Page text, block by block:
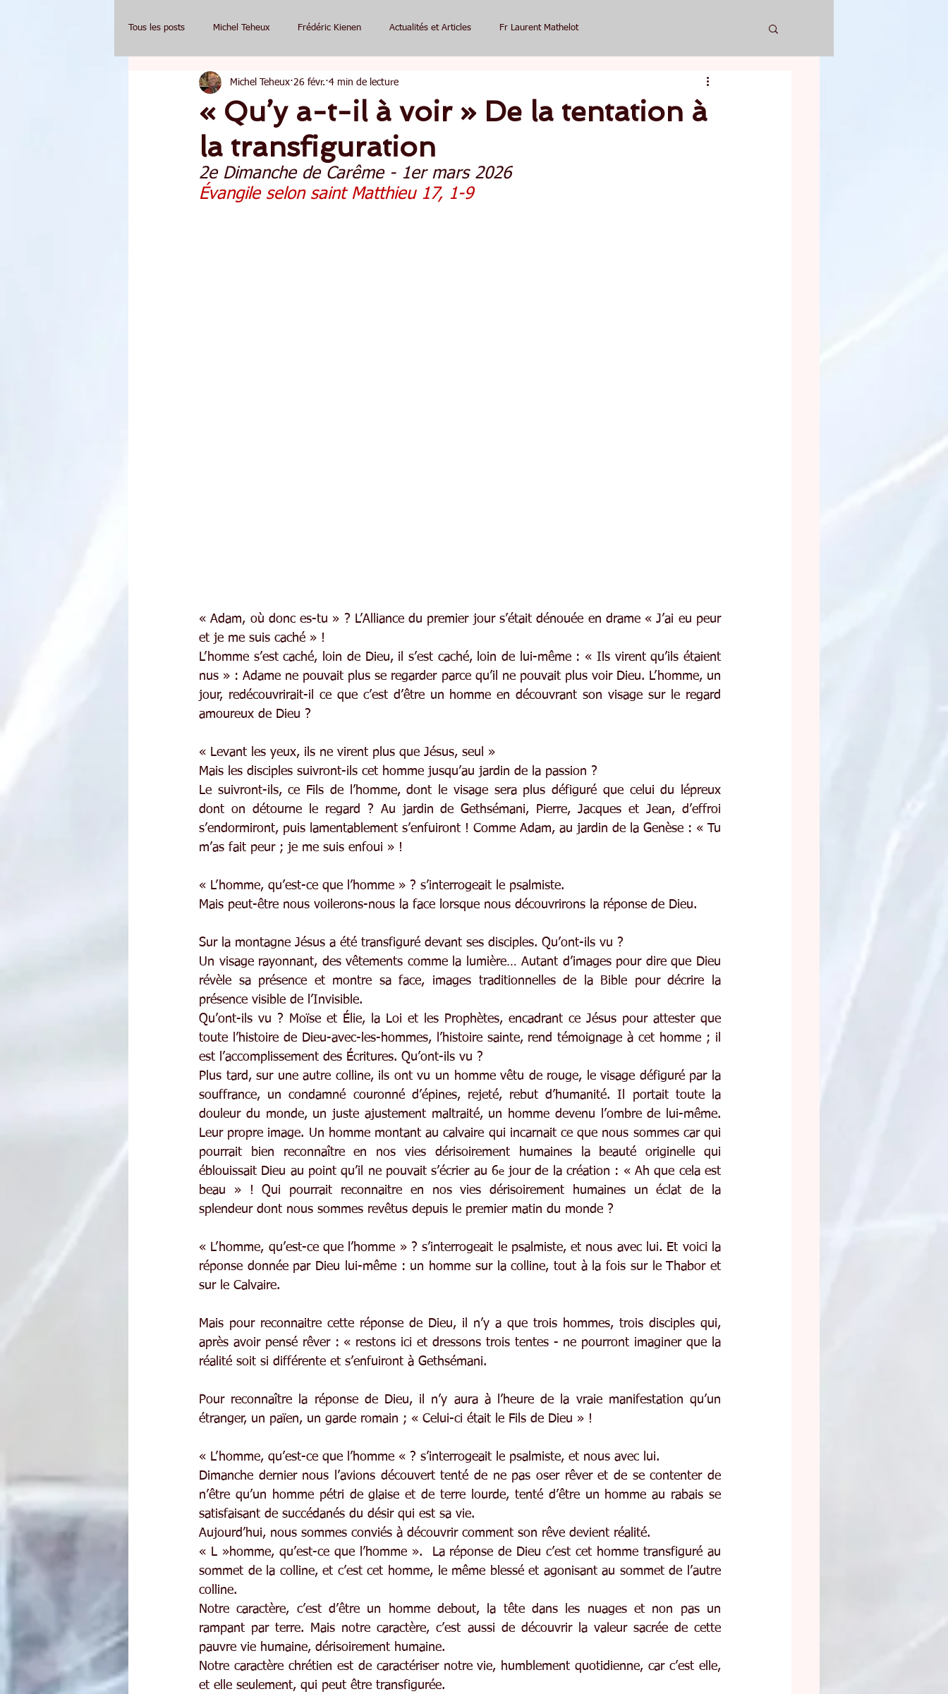
Tous les posts Michel Teheux Frédéric Kienen Actualités et Articles Fr Laurent Mathelot
« Qu’y a-t-il à voir » De la tentation à
la transfiguration
Michel Teheux 26 févr. 4 min de lecture
2e Dimanche de Carême - 1er mars 2026
Évangile selon saint Matthieu 17, 1-9
« Adam, où donc es-tu » ? L’Alliance du premier jour s’était dénouée en drame « J’ai eu peur
et je me suis caché » !
L’homme s’est caché, loin de Dieu, il s’est caché, loin de lui-même : « Ils virent qu’ils étaient
nus » : Adame ne pouvait plus se regarder parce qu’il ne pouvait plus voir Dieu. L’homme, un
jour, redécouvrirait-il ce que c’est d’être un homme en découvrant son visage sur le regard
amoureux de Dieu ?
« Levant les yeux, ils ne virent plus que Jésus, seul »
Mais les disciples suivront-ils cet homme jusqu’au jardin de la passion ?
Le suivront-ils, ce Fils de l’homme, dont le visage sera plus défiguré que celui du lépreux
dont on détourne le regard ? Au jardin de Gethsémani, Pierre, Jacques et Jean, d’effroi
s’endormiront, puis lamentablement s’enfuiront ! Comme Adam, au jardin de la Genèse : « Tu
m’as fait peur ; je me suis enfoui » !
« L’homme, qu’est-ce que l’homme » ? s’interrogeait le psalmiste.
Mais peut-être nous voilerons-nous la face lorsque nous découvrirons la réponse de Dieu.
Sur la montagne Jésus a été transfiguré devant ses disciples. Qu’ont-ils vu ?
Un visage rayonnant, des vêtements comme la lumière… Autant d’images pour dire que Dieu
révèle sa présence et montre sa face, images traditionnelles de la Bible pour décrire la
présence visible de l’Invisible.
Qu’ont-ils vu ? Moïse et Élie, la Loi et les Prophètes, encadrant ce Jésus pour attester que
toute l’histoire de Dieu-avec-les-hommes, l’histoire sainte, rend témoignage à cet homme ; il
est l’accomplissement des Écritures. Qu’ont-ils vu ?
Plus tard, sur une autre colline, ils ont vu un homme vêtu de rouge, le visage défiguré par la
souffrance, un condamné couronné d’épines, rejeté, rebut d’humanité. Il portait toute la
douleur du monde, un juste ajustement maltraité, un homme devenu l’ombre de lui-même.
Leur propre image. Un homme montant au calvaire qui incarnait ce que nous sommes car qui
pourrait bien reconnaître en nos vies dérisoirement humaines la beauté originelle qui
éblouissait Dieu au point qu’il ne pouvait s’écrier au 6e jour de la création : « Ah que cela est
beau » ! Qui pourrait reconnaitre en nos vies dérisoirement humaines un éclat de la
splendeur dont nous sommes revêtus depuis le premier matin du monde ?
« L’homme, qu’est-ce que l’homme » ? s’interrogeait le psalmiste, et nous avec lui. Et voici la
réponse donnée par Dieu lui-même : un homme sur la colline, tout à la fois sur le Thabor et
sur le Calvaire.
Mais pour reconnaitre cette réponse de Dieu, il n’y a que trois hommes, trois disciples qui,
après avoir pensé rêver : « restons ici et dressons trois tentes - ne pourront imaginer que la
réalité soit si différente et s’enfuiront à Gethsémani.
Pour reconnaître la réponse de Dieu, il n’y aura à l’heure de la vraie manifestation qu’un
étranger, un païen, un garde romain ; « Celui-ci était le Fils de Dieu » !
« L’homme, qu’est-ce que l’homme « ? s’interrogeait le psalmiste, et nous avec lui.
Dimanche dernier nous l’avions découvert tenté de ne pas oser rêver et de se contenter de
n’être qu’un homme pétri de glaise et de terre lourde, tenté d’être un homme au rabais se
satisfaisant de succédanés du désir qui est sa vie.
Aujourd’hui, nous sommes conviés à découvrir comment son rêve devient réalité.
« L »homme, qu’est-ce que l’homme ».  La réponse de Dieu c’est cet homme transfiguré au
sommet de la colline, et c’est cet homme, le même blessé et agonisant au sommet de l’autre
colline.
Notre caractère, c’est d’être un homme debout, la tête dans les nuages et non pas un
rampant par terre. Mais notre caractère, c’est aussi de découvrir la valeur sacrée de cette
pauvre vie humaine, dérisoirement humaine.
Notre caractère chrétien est de caractériser notre vie, humblement quotidienne, car c’est elle,
et elle seulement, qui peut être transfigurée.